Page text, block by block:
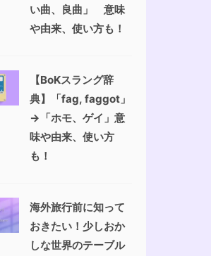
い曲、良曲」 意味
や由来、使い方も！
【BoKスラング辞
典】「fag, faggot」
→「ホモ、ゲイ」意
味や由来、使い方
も！
海外旅行前に知って
おきたい！少しおか
しな世界のテーブル